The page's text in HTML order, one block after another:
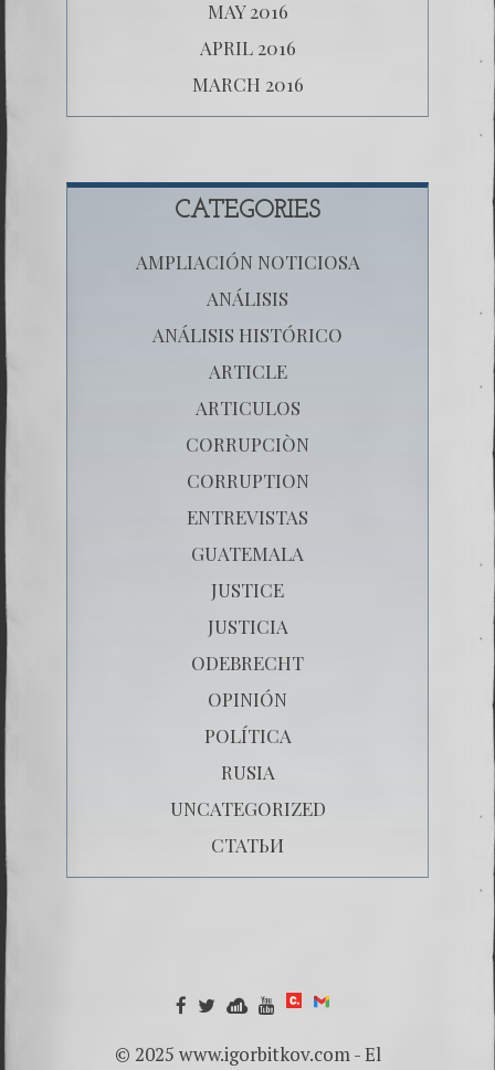
MAY 2016
APRIL 2016
MARCH 2016
CATEGORIES
AMPLIACIÓN NOTICIOSA
ANÁLISIS
ANÁLISIS HISTÓRICO
ARTICLE
ARTICULOS
CORRUPCIÒN
CORRUPTION
ENTREVISTAS
GUATEMALA
JUSTICE
JUSTICIA
ODEBRECHT
OPINIÓN
POLÍTICA
RUSIA
UNCATEGORIZED
СТАТЬИ
© 2025 www.igorbitkov.com - El